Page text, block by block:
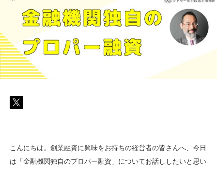
こんにちは。創業融資に興味をお持ちの経営者の皆さんへ、今日
は「金融機関独自のプロパー融資」についてお話ししたいと思い